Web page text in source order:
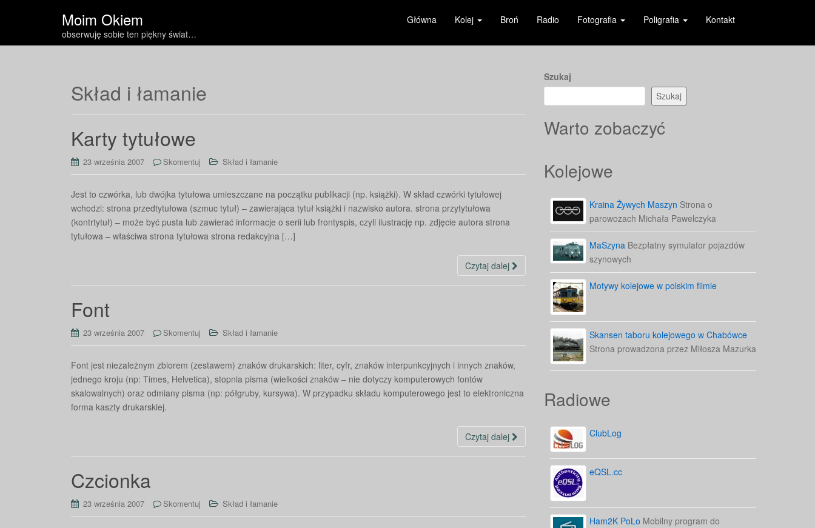
Moim Okiem
obserwuję sobie ten piękny świat…
Główna Kolej Broń Radio Fotografia Poligrafia Kontakt
Skład i łamanie
Karty tytułowe
23 września 2007 Skomentuj Skład i łamanie
Jest to czwórka, lub dwójka tytułowa umieszczane na początku publikacji (np. książki). W skład czwórki tytułowej
wchodzi: strona przedtytułowa (szmuc tytuł) – zawierająca tytuł książki i nazwisko autora. strona przytytułowa
(kontrtytuł) – może być pusta lub zawierać informacje o serii lub frontyspis, czyli ilustrację np. zdjęcie autora strona
tytułowa – właściwa strona tytułowa strona redakcyjna […]
Czytaj dalej
Font
23 września 2007 Skomentuj Skład i łamanie
Font jest niezależnym zbiorem (zestawem) znaków drukarskich: liter, cyfr, znaków interpunkcyjnych i innych znaków,
jednego kroju (np: Times, Helvetica), stopnia pisma (wielkości znaków – nie dotyczy komputerowych fontów
skalowalnych) oraz odmiany pisma (np: półgruby, kursywa). W przypadku składu komputerowego jest to elektroniczna
forma kaszty drukarskiej.
Czytaj dalej
Czcionka
23 września 2007 Skomentuj Skład i łamanie
Szukaj
Szukaj
Warto zobaczyć
Kolejowe
Kraina Żywych Maszyn Strona o
parowozach Michała Pawelczyka
MaSzyna Bezpłatny symulator pojazdów
szynowych
Motywy kolejowe w polskim filmie
Skansen taboru kolejowego w Chabówce
Strona prowadzona przez Miłosza Mazurka
Radiowe
ClubLog
eQSL.cc
Ham2K PoLo Mobilny program do